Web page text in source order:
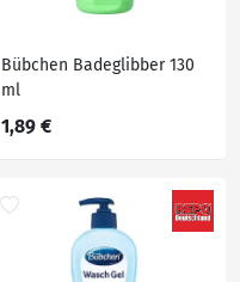
Bübchen Badeglibber 130
ml
1,89 €